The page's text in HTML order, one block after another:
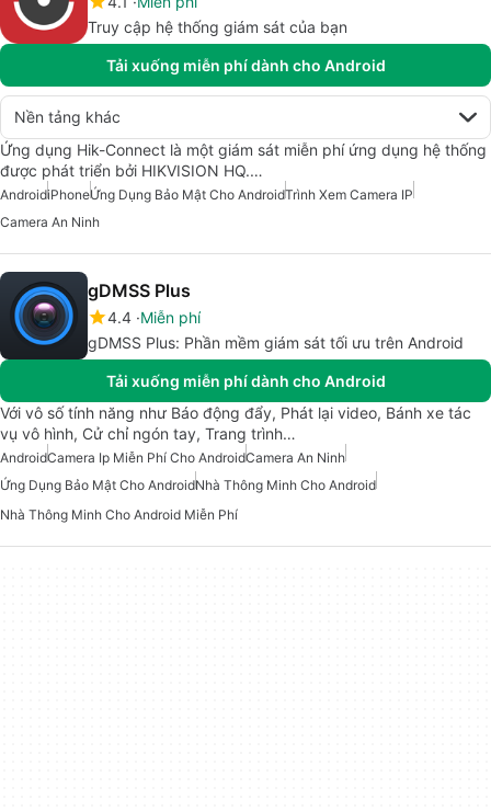
Truy cập hệ thống giám sát của bạn
Tải xuống miễn phí dành cho Android
Nền tảng khác
Ứng dụng Hik-Connect là một giám sát miễn phí ứng dụng hệ thống
được phát triển bởi HIKVISION HQ.…
AndroidiPhoneỨng Dụng Bảo Mật Cho AndroidTrình Xem Camera IP
Camera An Ninh
gDMSS Plus
4.4 Miễn phí
gDMSS Plus: Phần mềm giám sát tối ưu trên Android
Tải xuống miễn phí dành cho Android
Với vô số tính năng như Báo động đẩy, Phát lại video, Bánh xe tác
vụ vô hình, Cử chỉ ngón tay, Trang trình…
AndroidCamera Ip Miễn Phí Cho AndroidCamera An Ninh
Ứng Dụng Bảo Mật Cho AndroidNhà Thông Minh Cho Android
Nhà Thông Minh Cho Android Miễn Phí